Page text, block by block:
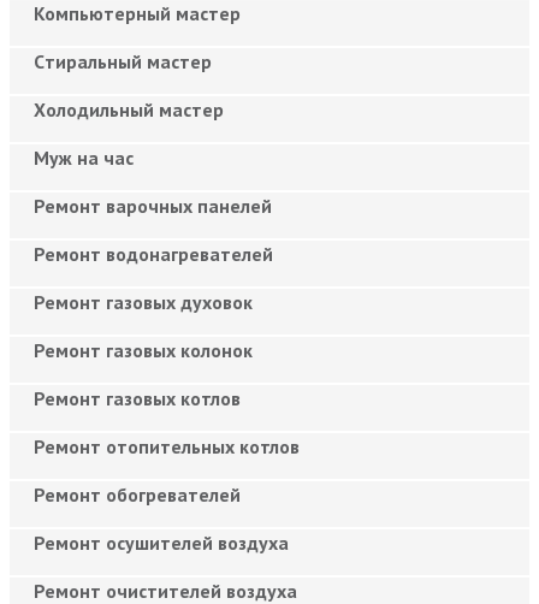
Компьютерный мастер
Cтиральный мастер
Холодильный мастер
Муж на час
Ремонт варочных панелей
Ремонт водонагревателей
Ремонт газовых духовок
Ремонт газовых колонок
Ремонт газовых котлов
Ремонт отопительных котлов
Ремонт обогревателей
Ремонт осушителей воздуха
Ремонт очистителей воздуха